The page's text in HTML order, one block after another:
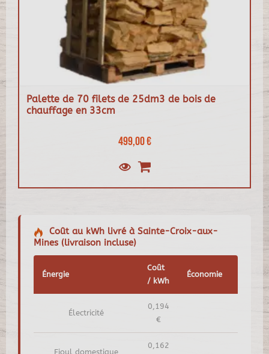
Palette de 70 filets de 25dm3 de bois de
chauffage en 33cm
499,00 €
Coût au kWh livré à Sainte-Croix-aux-
Mines (livraison incluse)
Énergie
Coût
/ kWh
Économie
Électricité
0,194
€
Fioul domestique
0,162